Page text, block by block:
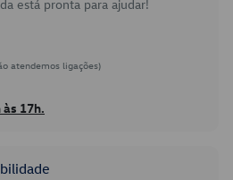
está pronta para ajudar!
atendemos ligações)
17h.